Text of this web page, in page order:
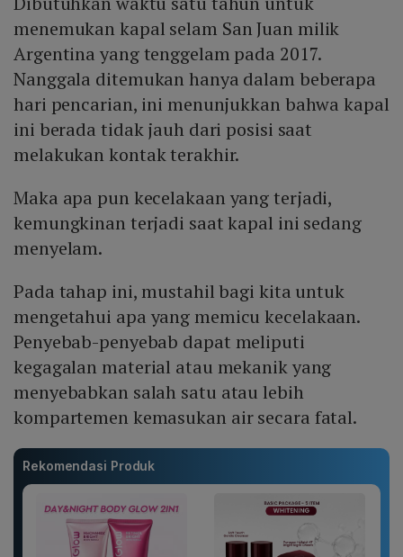
menemukan kapal selam San Juan milik
Argentina yang tenggelam pada 2017.
Nanggala ditemukan hanya dalam beberapa
hari pencarian, ini menunjukkan bahwa kapal
ini berada tidak jauh dari posisi saat
melakukan kontak terakhir.
Maka apa pun kecelakaan yang terjadi,
kemungkinan terjadi saat kapal ini sedang
menyelam.
Pada tahap ini, mustahil bagi kita untuk
mengetahui apa yang memicu kecelakaan.
Penyebab-penyebab dapat meliputi
kegagalan material atau mekanik yang
menyebabkan salah satu atau lebih
kompartemen kemasukan air secara fatal.
Rekomendasi Produk